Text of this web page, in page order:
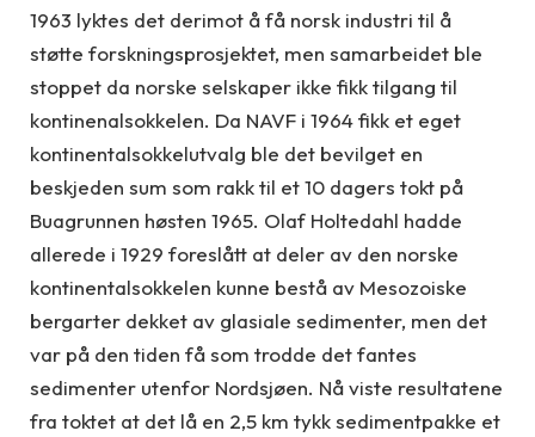
1963 lyktes det derimot å få norsk industri til å
støtte forskningsprosjektet, men samarbeidet ble
stoppet da norske selskaper ikke fikk tilgang til
kontinenalsokkelen. Da NAVF i 1964 fikk et eget
kontinentalsokkelutvalg ble det bevilget en
beskjeden sum som rakk til et 10 dagers tokt på
Buagrunnen høsten 1965. Olaf Holtedahl hadde
allerede i 1929 foreslått at deler av den norske
kontinentalsokkelen kunne bestå av Mesozoiske
bergarter dekket av glasiale sedimenter, men det
var på den tiden få som trodde det fantes
sedimenter utenfor Nordsjøen. Nå viste resultatene
fra toktet at det lå en 2,5 km tykk sedimentpakke et